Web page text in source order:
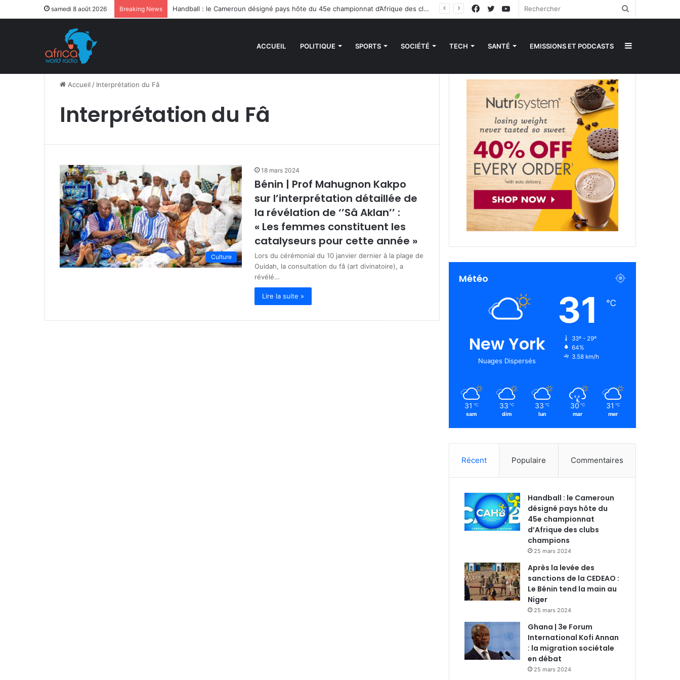
samedi 8 août 2026 Breaking News Handball : le Cameroun désigné pays hôte du 45e championnat d’Afrique des clubs champions YouTube
Twitter
Facebook
ACCUEIL POLITIQUE SPORTS SOCIÉTÉ TECH SANTÉ EMISSIONS ET PODCASTS
Accueil / Interprétation du Fâ
Interprétation du Fâ
Culture
18 mars 2024
Bénin | Prof Mahugnon Kakpo
sur l’interprétation détaillée de
la révélation de ‘’Sâ Aklan’’ :
« Les femmes constituent les
catalyseurs pour cette année »
Lors du cérémonial du 10 janvier dernier à la plage de
Ouidah, la consultation du fâ (art divinatoire), a
révélé…
Lire la suite »
Météo
New York
Nuages Dispersés
31 ℃
33º - 29º
64%
3.58 km/h
31 ℃
sam
33 ℃
dim
33 ℃
lun
30 ℃
mar
31 ℃
mer
Récent Populaire Commentaires
Handball : le Cameroun
désigné pays hôte du
45e championnat
d’Afrique des clubs
champions
25 mars 2024
Après la levée des
sanctions de la CEDEAO :
Le Bénin tend la main au
Niger
25 mars 2024
Ghana | 3e Forum
International Kofi Annan
: la migration sociétale
en débat
25 mars 2024